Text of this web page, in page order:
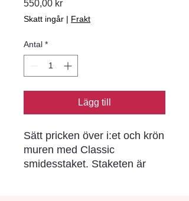
550,00 krPris
Skatt ingår | Frakt
Antal *
Lägg till
Sätt pricken över i:et och krön
muren med Classic
smidesstaket. Staketen är